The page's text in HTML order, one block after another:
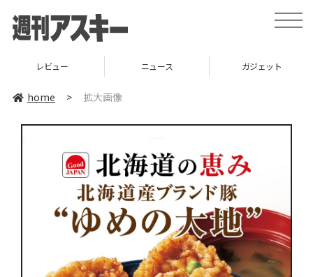
toggle
レビュー ニュース ガジェット
home > 拡大画像